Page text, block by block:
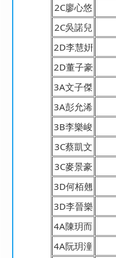
2C廖心悠
2C吳諾兒
2D李慧姸
2D董子豪
3A文子傑
3A彭允浠
3B李樂峻
3C蔡凱文
3C麥景豪
3D何栢翹
3D李晉樂
4A陳玥而
4A阮玥潼